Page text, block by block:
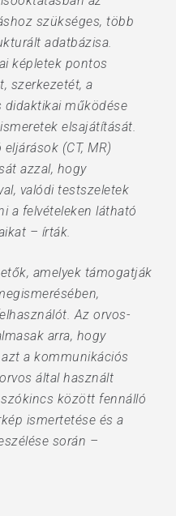
szükséges, több
adatbázisa.
képletek pontos
szerkezetét, a
didaktikai működése
elsajátítását.
(CT, MR)
azzal, hogy
valódi testszeletek
a felvételeken látható
– írták.
amelyek támogatják
Az orvos-
arra, hogy
a kommunikációs
által használt
között fennálló
ismertetése és a
során –